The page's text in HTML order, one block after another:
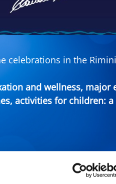
celebrations in the
and wellness, major
activities for children: